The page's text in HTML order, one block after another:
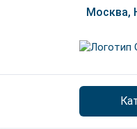
Москва,